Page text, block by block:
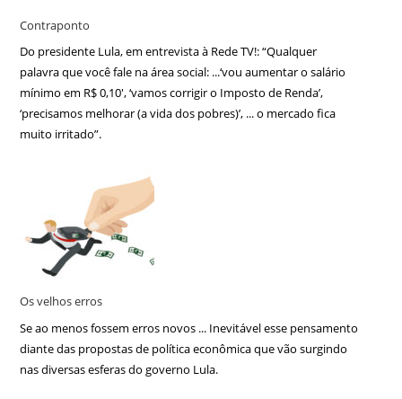
Contraponto
Do presidente Lula, em entrevista à Rede TV!: “Qualquer
palavra que você fale na área social: ...‘vou aumentar o salário
mínimo em R$ 0,10′, ‘vamos corrigir o Imposto de Renda’,
‘precisamos melhorar (a vida dos pobres)’, ... o mercado fica
muito irritado”.
Os velhos erros
Se ao menos fossem erros novos ... Inevitável esse pensamento
diante das propostas de política econômica que vão surgindo
nas diversas esferas do governo Lula.